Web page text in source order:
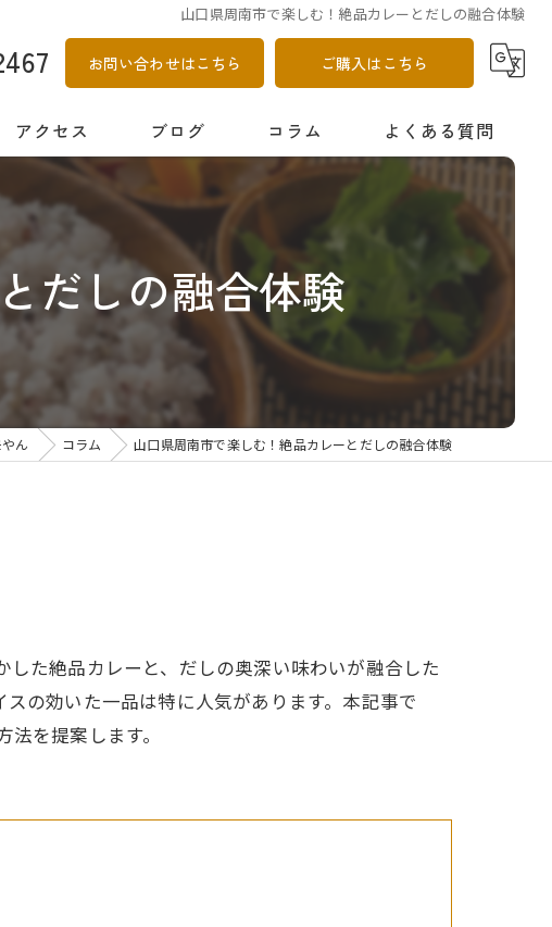
山口県周南市で楽しむ！絶品カレーとだしの融合体験
お問い合わせはこちら ご購入はこちら
アクセス ブログ コラム よくある質問
だしの融合体験
ん コラム 山口県周南市で楽しむ！絶品カレーとだしの融合体験
た絶品カレーと、だしの奥深い味わいが融合した
の効いた一品は特に人気があります。本記事で
を提案します。